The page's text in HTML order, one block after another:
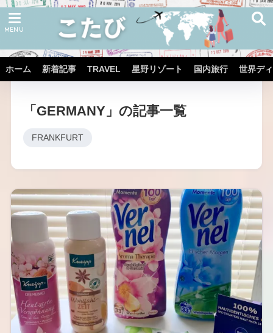
ホーム 新着記事 TRAVEL 星野リゾート 国内旅行 世界デ
「GERMANY」の記事一覧
FRANKFURT